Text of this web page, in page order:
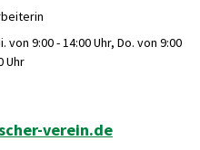
9:00 - 14:00 Uhr, Do. von 9:00
Uhr
verein.de